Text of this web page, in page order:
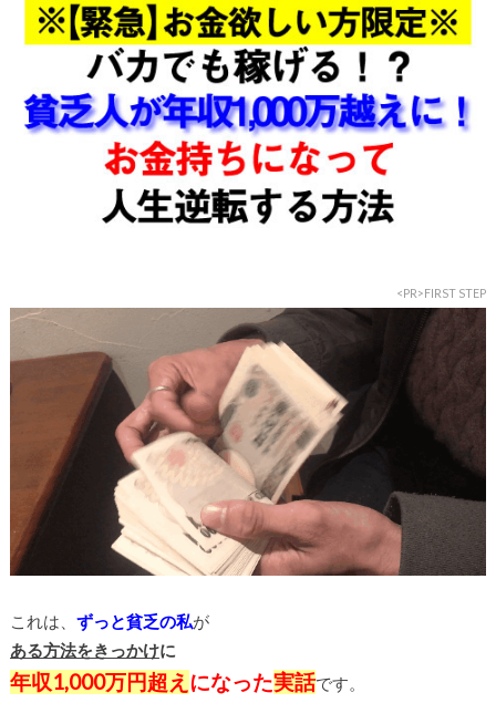
<PR>FIRST STEP
これは、 ずっと貧乏の私が
ある方法をきっかけに
年収1,000万円超え になった実話です。